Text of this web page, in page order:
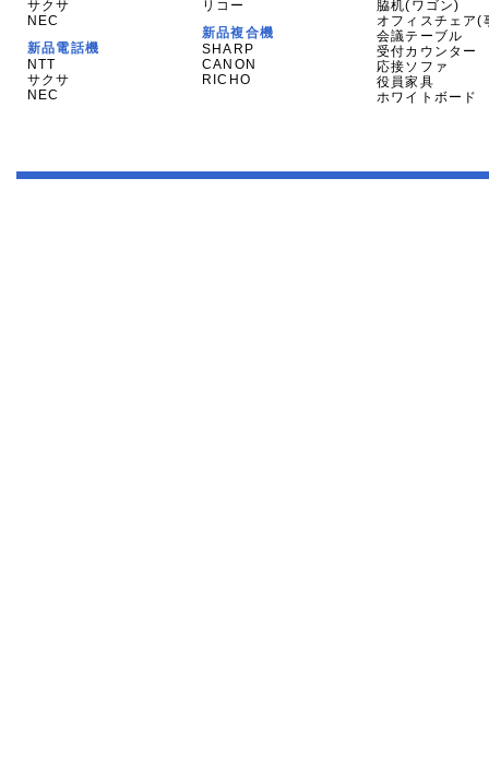
サクサ
NEC
新品電話機
NTT
サクサ
NEC
リコー
新品複合機
SHARP
CANON
RICHO
脇机(ワゴン)
オフィスチェア(
会議テーブル
受付カウンター
応接ソファ
役員家具
ホワイトボード